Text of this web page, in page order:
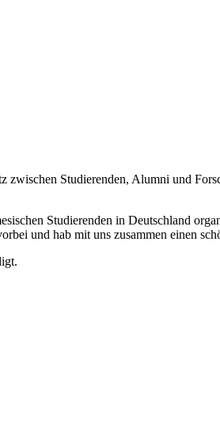
Studierenden, Alumni und
Studierenden in Deutschland
und hab mit uns zusammen einen